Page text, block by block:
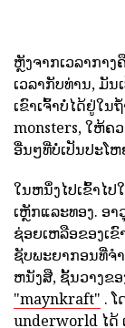
ຫຼັງຈາກເວລາກາ
ເວລາກັບທ່ານ, ມັ
ເຂົາເຈົ້າບໍ່ໄດ້ຢູ່ໃນ
monsters, ໃຫ້ຄ
ອື່ນໆທີ່ບໍ່ເປັນປະໂ
ໃນຫນຶ່ງໄປເຂົ້າໄ
ເຫຼັກແລະທອງ. ອ
ຊ່ອຍເຫລືອຂອງເຂົ
ຊັບພະຍາກອນທີ່ຈໍ
ຫນັງສື, ຊັ້ນວາງຂອ
"maynkraft" .
underworld ໄດ້